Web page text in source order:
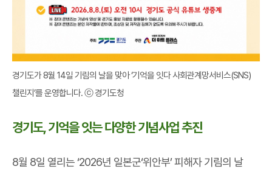
경기도가 8월 14일 기림의 날을 맞아 ‘기억을 잇다 사회관계망서비스(SNS)
챌린지’를 운영합니다. ⓒ 경기도청
경기도, 기억을 잇는 다양한 기념사업 추진
8월 8일 열리는 ‘2026년 일본군‘위안부’ 피해자 기림의 날